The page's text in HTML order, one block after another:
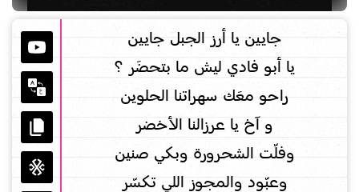
جايين يا أرز الجبل جايين
يا أبو فادي ليش ما بتحضَر ؟
راحو معَك سهراتنا الحلوين
و آخ يا عرزالنا الأخضر
وفلّت الشحرورة وبكي صنين
وعبّود والمجوز اللي تكسّر